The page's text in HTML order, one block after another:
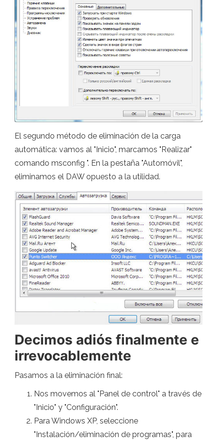
El segundo método de eliminación de la carga
automática: vamos al "Inicio", marcamos "Realizar"
comando msconfig ". En la pestaña "Automóvil",
eliminamos el DAW opuesto a la utilidad.
Decimos adiós finalmente e
irrevocablemente
Pasamos a la eliminación final:
Nos movemos al "Panel de control" a través de
"Inicio" y "Configuración".
Para Windows XP, seleccione
"Instalación/eliminación de programas", para